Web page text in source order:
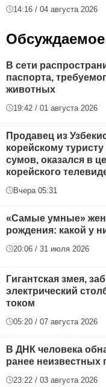
14:16 / 04 августа 2026
Обсуждаемое
В сети
паспорта,
животных
19:42 / 01 августа 2026
Продавец из
корейскому
сумов, оказался в
корейского
Вчера 05:31
«Самые умные»
рождения: какой у
20:06 / 31 июля 2026
Гигантская змея,
электрический
током
05:20 / 07 августа 2026
В ДНК человека
ранее неизвестных
23:22 / 03 августа 2026